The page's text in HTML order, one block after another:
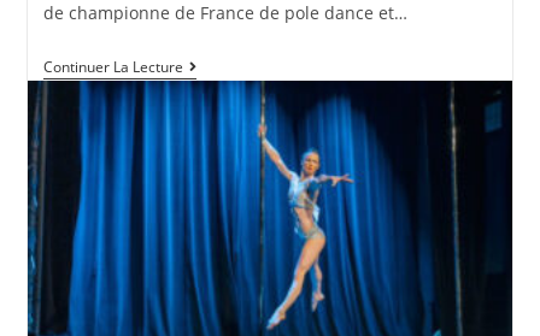
de championne de France de pole dance et…
Continuer La LectureWorkshops
Avec
Ophélie
Scrève
Angoulême
Dimanche
19
Janvier
2025